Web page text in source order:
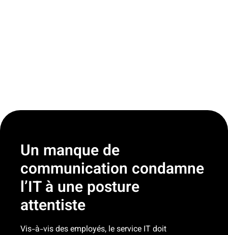
Un manque de
communication condamne
l’IT à une posture
attentiste